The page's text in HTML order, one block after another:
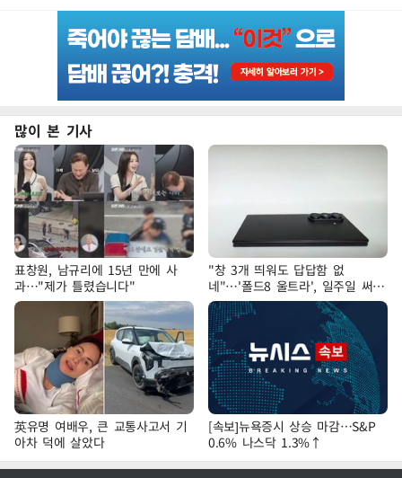
많이 본 기사
표창원, 남규리에 15년 만에 사
과…"제가 틀렸습니다"
"창 3개 띄워도 답답함 없
네"…'폴드8 울트라', 일주일 써보
니
英유명 여배우, 큰 교통사고서 기
아차 덕에 살았다
[속보]뉴욕증시 상승 마감…S&P
0.6% 나스닥 1.3%↑